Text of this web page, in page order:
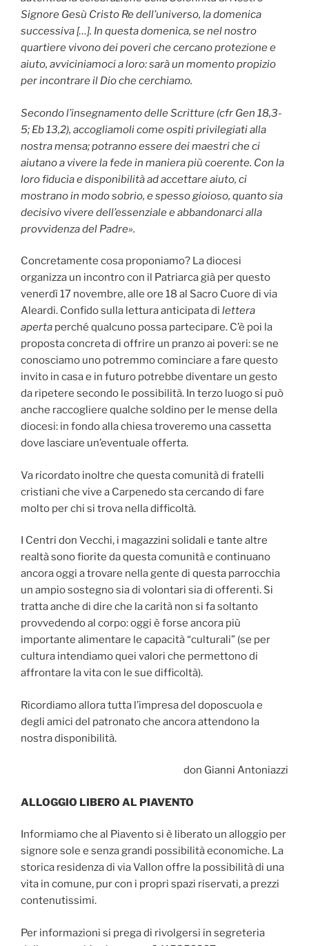
Signore Gesù Cristo Re dell’universo, la domenica
successiva […]. In questa domenica, se nel nostro
quartiere vivono dei poveri che cercano protezione e
aiuto, avviciniamoci a loro: saràun momento propizio
per incontrare il Dio che cerchiamo.
Secondo l’insegnamento delle Scritture (cfr Gen 18,3-
5; Eb 13,2), accogliamoli come ospiti privilegiati alla
nostra mensa; potranno essere dei maestri che ci
aiutano a vivere la fede in maniera più coerente. Con la
loro fiducia e disponibilitàad accettare aiuto, ci
mostrano in modo sobrio, e spesso gioioso, quanto sia
decisivo vivere dell’essenziale e abbandonarci alla
provvidenza del Padre».
Concretamente cosa proponiamo? La diocesi
organizza un incontro con il Patriarca già per questo
venerdì 17 novembre, alle ore 18 al Sacro Cuore di via
Aleardi. Confido sulla lettura anticipata di lettera
aperta perché qualcuno possa partecipare. C’è poi la
proposta concreta di offrire un pranzo ai poveri: se ne
conosciamo uno potremmo cominciare a fare questo
invito in casa e in futuro potrebbe diventare un gesto
da ripetere secondo le possibilità. In terzo luogo si può
anche raccogliere qualche soldino per le mense della
diocesi: in fondo alla chiesa troveremo una cassetta
dove lasciare un’eventuale offerta.
Va ricordato inoltre che questa comunità di fratelli
cristiani che vive a Carpenedo sta cercando di fare
molto per chi si trova nella difficoltà.
I Centri don Vecchi, i magazzini solidali e tante altre
realtà sono fiorite da questa comunità e continuano
ancora oggi a trovare nella gente di questa parrocchia
un ampio sostegno sia di volontari sia di offerenti. Si
tratta anche di dire che la carità non si fa soltanto
provvedendo al corpo: oggi è forse ancora più
importante alimentare le capacità “culturali” (se per
cultura intendiamo quei valori che permettono di
affrontare la vita con le sue difficoltà).
Ricordiamo allora tutta l’impresa del doposcuola e
degli amici del patronato che ancora attendono la
nostra disponibilità.
don Gianni Antoniazzi
ALLOGGIO LIBERO AL PIAVENTO
Informiamo che al Piavento si è liberato un alloggio per
signore sole e senza grandi possibilità economiche. La
storica residenza di via Vallon offre la possibilità di una
vita in comune, pur con i propri spazi riservati, a prezzi
contenutissimi.
Per informazioni si prega di rivolgersi in segreteria